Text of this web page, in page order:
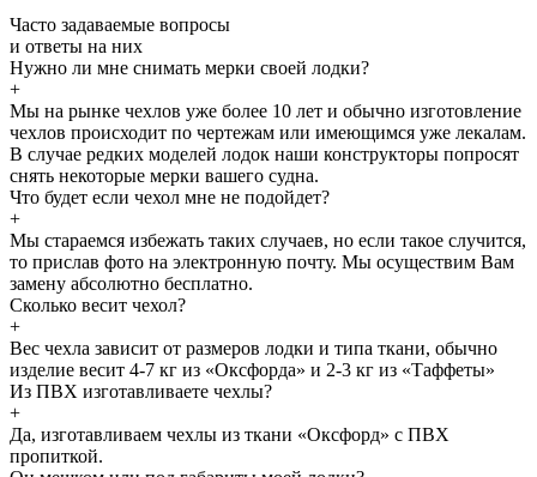
Часто задаваемые вопросы
и ответы на них
Нужно ли мне снимать мерки своей лодки?
+
Мы на рынке чехлов уже более 10 лет и обычно изготовление
чехлов происходит по чертежам или имеющимся уже лекалам.
В случае редких моделей лодок наши конструкторы попросят
снять некоторые мерки вашего судна.
Что будет если чехол мне не подойдет?
+
Мы стараемся избежать таких случаев, но если такое случится,
то прислав фото на электронную почту. Мы осуществим Вам
замену абсолютно бесплатно.
Сколько весит чехол?
+
Вес чехла зависит от размеров лодки и типа ткани, обычно
изделие весит 4-7 кг из «Оксфорда» и 2-3 кг из «Таффеты»
Из ПВХ изготавливаете чехлы?
+
Да, изготавливаем чехлы из ткани «Оксфорд» с ПВХ
пропиткой.